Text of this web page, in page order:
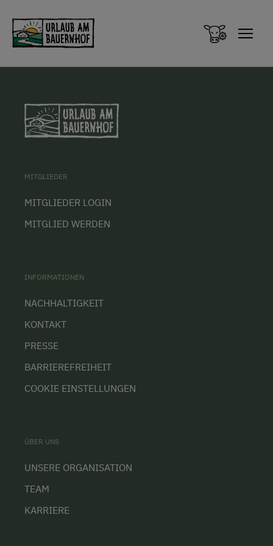
MITGLIEDER
MITGLIEDER LOGIN
MITGLIED WERDEN
INFORMATIONEN
NACHHALTIGKEIT
KONTAKT
PRESSE
BARRIEREFREIHEIT
COOKIE EINSTELLUNGEN
ÜBER UNS
UNSERE ORGANISATION
TEAM
KARRIERE